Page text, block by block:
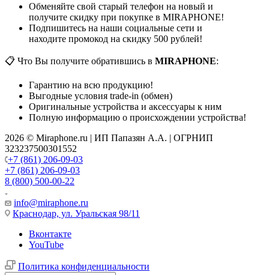
Обменяйте свой старый телефон на новый и
получите скидку при покупке в MIRAPHONE!
Подпишитесь на наши социальные сети и
находите промокод на скидку 500 рублей!
📋 Что Вы получите обратившись в MIRAPHONE:
Гарантию на всю продукцию!
Выгодные условия trade-in (обмен)
Оригинальные устройства и аксессуары к ним
Полную информацию о происхождении устройства!
2026 © Miraphone.ru | ИП Папазян А.А. | ОГРНИП
323237500301552
+7 (861) 206-09-03
+7 (861) 206-09-03
8 (800) 500-00-22
info@miraphone.ru
Краснодар, ул. Уральская 98/11
Вконтакте
YouTube
Политика конфиденциальности